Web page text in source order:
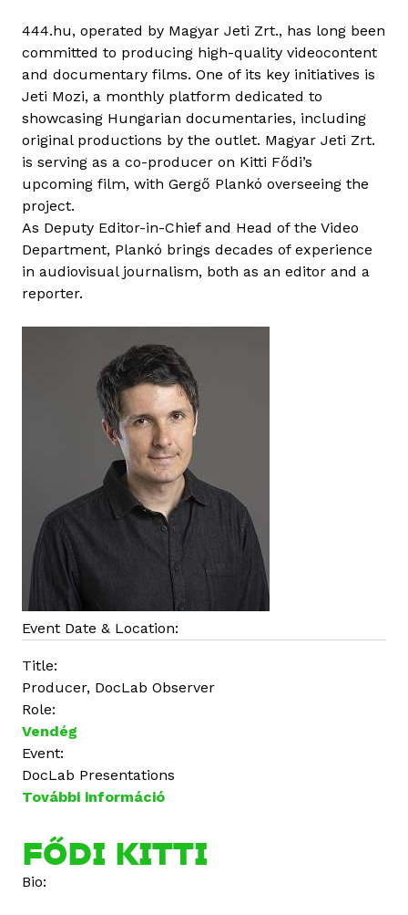
G
e
r
g
ő
t
a
r
a
l
o
a
l
k
a
p
c
s
o
l
t
o
a
444.hu, operated by Magyar Jeti Zrt., has long been
committed to producing high-quality videocontent
and documentary films. One of its key initiatives is
Jeti Mozi, a monthly platform dedicated to
showcasing Hungarian documentaries, including
original productions by the outlet. Magyar Jeti Zrt.
is serving as a co-producer on Kitti Fődi’s
upcoming film, with Gergő Plankó overseeing the
project.
As Deputy Editor-in-Chief and Head of the Video
Department, Plankó brings decades of experience
in audiovisual journalism, both as an editor and a
reporter.
Event Date & Location:
Title:
Producer, DocLab Observer
Role:
Vendég
Event:
DocLab Presentations
További információ
r
g
FŐDI KITTI
Bio: